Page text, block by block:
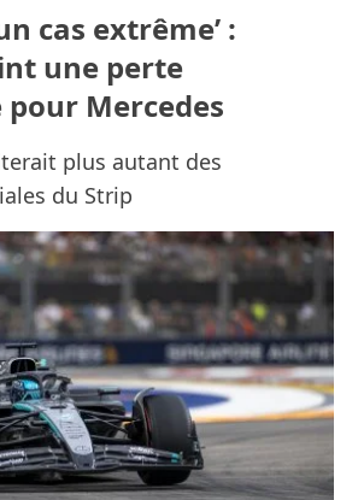
cas extrême’ :
une perte
pour Mercedes
plus autant des
du Strip